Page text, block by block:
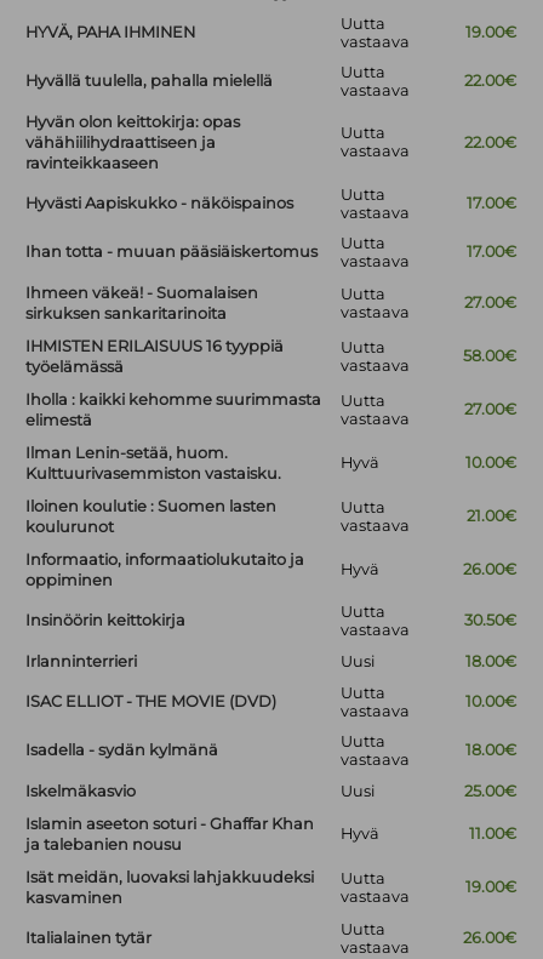
HYVÄ, PAHA IHMINEN
Uutta
vastaava
19.00€
Hyvällä tuulella, pahalla mielellä
Uutta
vastaava
22.00€
Hyvän olon keittokirja: opas
vähähiilihydraattiseen ja
ravinteikkaaseen
Uutta
vastaava
22.00€
Hyvästi Aapiskukko - näköispainos
Uutta
vastaava
17.00€
Ihan totta - muuan pääsiäiskertomus
Uutta
vastaava
17.00€
Ihmeen väkeä! - Suomalaisen
sirkuksen sankaritarinoita
Uutta
vastaava
27.00€
IHMISTEN ERILAISUUS 16 tyyppiä
työelämässä
Uutta
vastaava
58.00€
Iholla : kaikki kehomme suurimmasta
elimestä
Uutta
vastaava
27.00€
Ilman Lenin-setää, huom.
Kulttuurivasemmiston vastaisku.
Hyvä 10.00€
Iloinen koulutie : Suomen lasten
koulurunot
Uutta
vastaava
21.00€
Informaatio, informaatiolukutaito ja
oppiminen
Hyvä 26.00€
Insinöörin keittokirja
Uutta
vastaava
30.50€
Irlanninterrieri Uusi 18.00€
ISAC ELLIOT - THE MOVIE (DVD)
Uutta
vastaava
10.00€
Isadella - sydän kylmänä
Uutta
vastaava
18.00€
Iskelmäkasvio Uusi
25.00€
Islamin aseeton soturi - Ghaffar Khan
ja talebanien nousu
Hyvä 11.00€
Isät meidän, luovaksi lahjakkuudeksi
kasvaminen
Uutta
vastaava
19.00€
Italialainen tytär
Uutta
vastaava
26.00€